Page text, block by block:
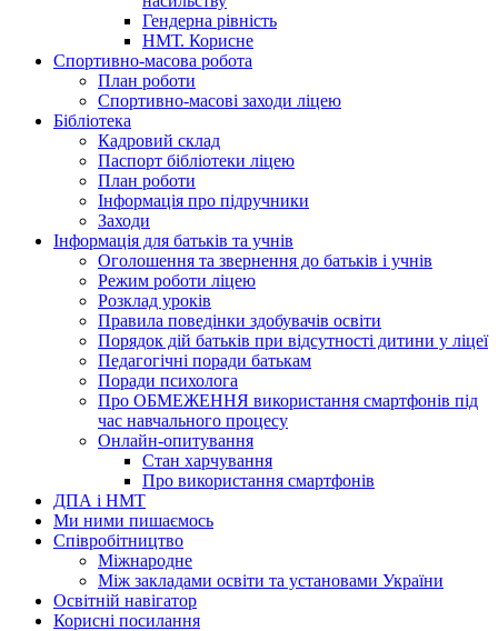
Гендерна рівність
НМТ. Корисне
Спортивно-масова робота
План роботи
Спортивно-масові заходи ліцею
Бібліотека
Кадровий склад
Паспорт бібліотеки ліцею
План роботи
Інформація про підручники
Заходи
Інформація для батьків та учнів
Оголошення та звернення до батьків і учнів
Режим роботи ліцею
Розклад уроків
Правила поведінки здобувачів освіти
Порядок дій батьків при відсутності дитини у ліцеї
Педагогічні поради батькам
Поради психолога
Про ОБМЕЖЕННЯ використання смартфонів під
час навчального процесу
Онлайн-опитування
Стан харчування
Про використання смартфонів
ДПА і НМТ
Ми ними пишаємось
Співробітництво
Міжнародне
Між закладами освіти та установами України
Освітній навігатор
Корисні посилання